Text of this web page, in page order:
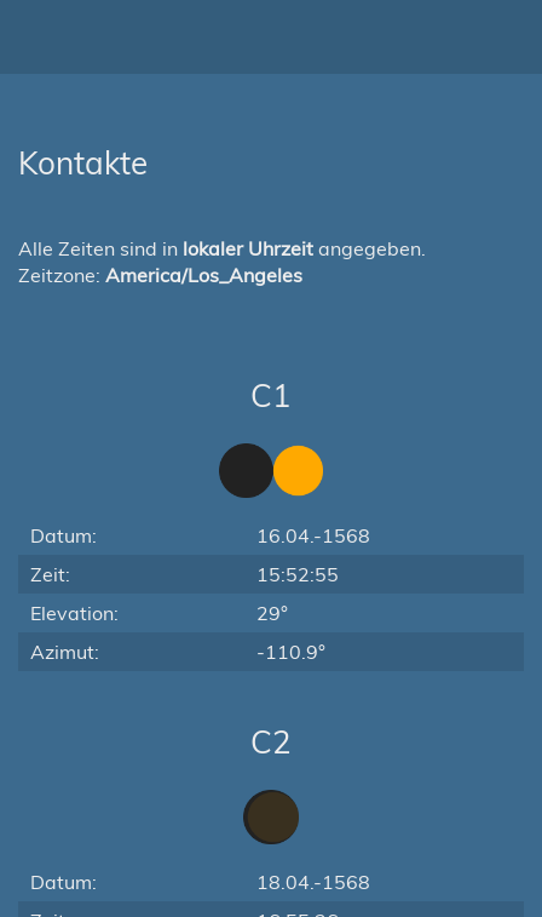
Kontakte
Alle Zeiten sind in lokaler Uhrzeit angegeben.
Zeitzone: America/Los_Angeles
C1
Datum:
16.04.-1568
Zeit:
15:52:55
Elevation:
29°
Azimut:
-110.9°
C2
Datum:
18.04.-1568